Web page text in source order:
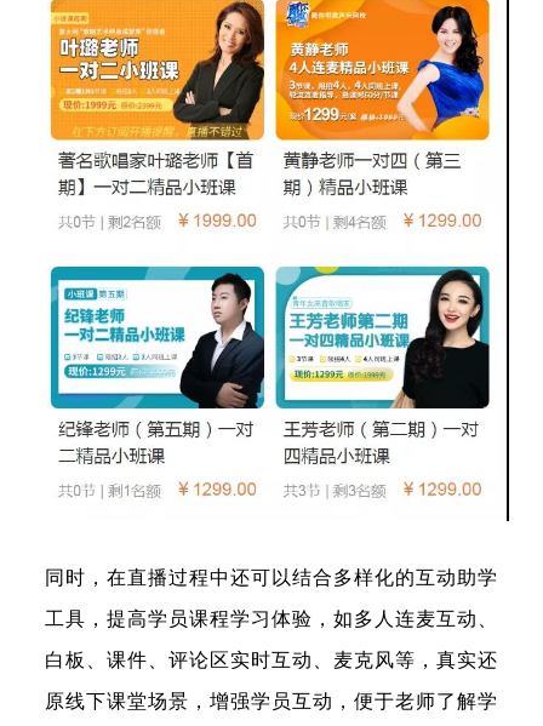
同时，在直播过程中还可以结合多样化的互动助学
工具，提高学员课程学习体验，如多人连麦互动、
白板、课件、评论区实时互动、麦克风等，真实还
原线下课堂场景，增强学员互动，便于老师了解学